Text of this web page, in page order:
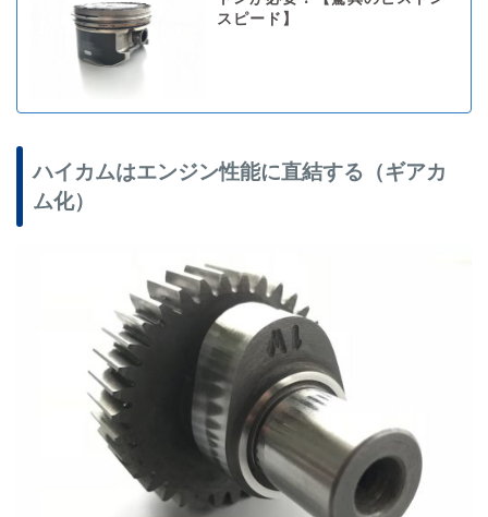
スピード】
ハイカムはエンジン性能に直結する（ギアカ
ム化）